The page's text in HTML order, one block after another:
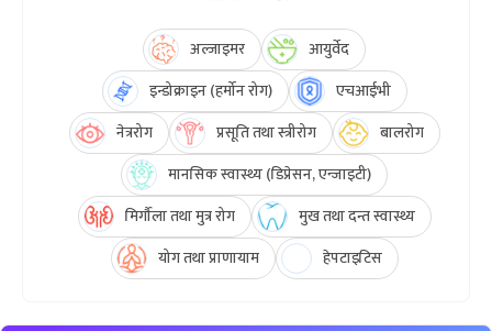
अल्जाइमर
आयुर्वेद
इन्डोक्राइन (हर्मोन रोग)
एचआईभी
नेत्ररोग
प्रसूति तथा स्त्रीरोग
बालरोग
मानसिक स्वास्थ्य (डिप्रेसन, एन्जाइटी)
मिर्गौला तथा मुत्र रोग
मुख तथा दन्त स्वास्थ्य
योग तथा प्राणायाम
हेपटाइटिस